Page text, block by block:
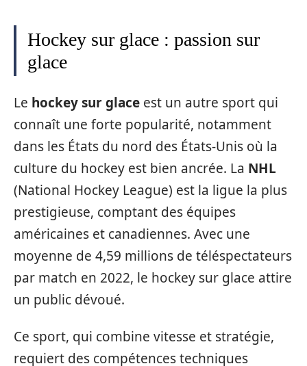
Hockey sur glace : passion sur
glace
Le hockey sur glace est un autre sport qui
connaît une forte popularité, notamment
dans les États du nord des États-Unis où la
culture du hockey est bien ancrée. La NHL
(National Hockey League) est la ligue la plus
prestigieuse, comptant des équipes
américaines et canadiennes. Avec une
moyenne de 4,59 millions de téléspectateurs
par match en 2022, le hockey sur glace attire
un public dévoué.
Ce sport, qui combine vitesse et stratégie,
requiert des compétences techniques